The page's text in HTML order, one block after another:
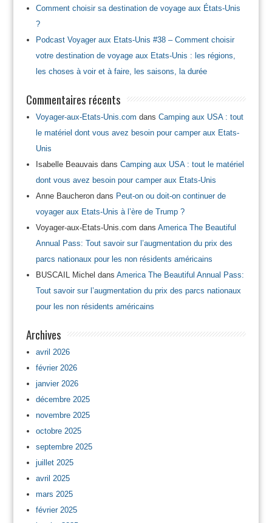
Comment choisir sa destination de voyage aux États-Unis
?
Podcast Voyager aux Etats-Unis #38 – Comment choisir
votre destination de voyage aux Etats-Unis : les régions,
les choses à voir et à faire, les saisons, la durée
Commentaires récents
Voyager-aux-Etats-Unis.com dans Camping aux USA : tout
le matériel dont vous avez besoin pour camper aux Etats-
Unis
Isabelle Beauvais dans Camping aux USA : tout le matériel
dont vous avez besoin pour camper aux Etats-Unis
Anne Baucherondans Peut-on ou doit-on continuer de
voyager aux Etats-Unis à l’ère de Trump ?
Voyager-aux-Etats-Unis.com dans America The Beautiful
Annual Pass: Tout savoir sur l’augmentation du prix des
parcs nationaux pour les non résidents américains
BUSCAIL Michel dans America The Beautiful Annual Pass:
Tout savoir sur l’augmentation du prix des parcs nationaux
pour les non résidents américains
Archives
avril 2026
février 2026
janvier 2026
décembre 2025
novembre 2025
octobre 2025
septembre 2025
juillet 2025
avril 2025
mars 2025
février 2025